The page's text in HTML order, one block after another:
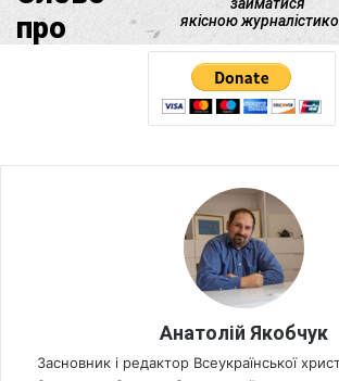
Анатолій Якобчук
Засновник і редактор Всеукраїнської